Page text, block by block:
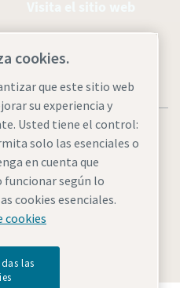
cookies
cookies.
que este sitio web
su experiencia y
Usted tiene el control:
solo las esenciales o
en cuenta que
funcionar según lo
cookies esenciales.
cookies
las